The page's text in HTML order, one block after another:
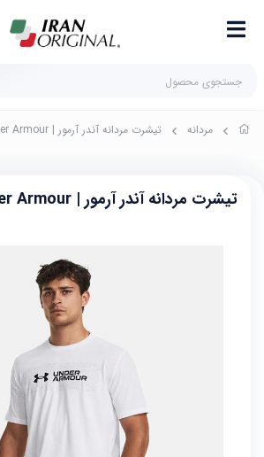
مردانه تیشرت مردانه آندر آرمور | Under Armour
تیشرت مردانه آندر آرمور | Under Armour